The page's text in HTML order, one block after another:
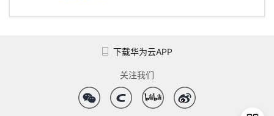
下载华为云APP
关注我们